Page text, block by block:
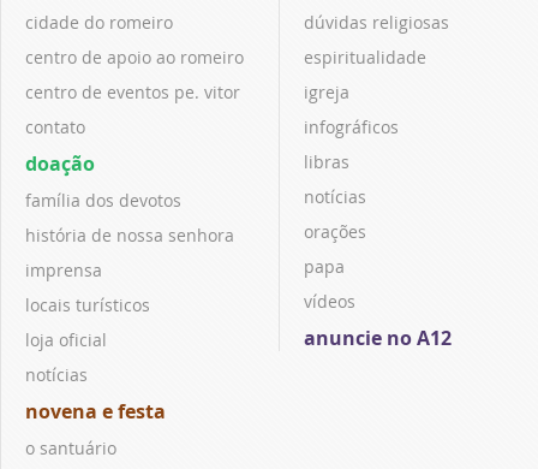
cidade do romeiro
centro de apoio ao romeiro
centro de eventos pe. vitor
contato
doação
família dos devotos
história de nossa senhora
imprensa
locais turísticos
loja oficial
notícias
novena e festa
o santuário
dúvidas religiosas
espiritualidade
igreja
infográficos
libras
notícias
orações
papa
vídeos
anuncie no A12